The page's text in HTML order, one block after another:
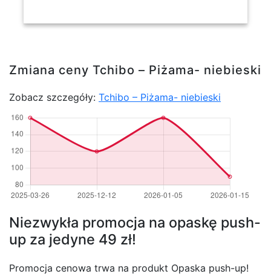
Zmiana ceny Tchibo – Piżama- niebieski
Zobacz szczegóły: Tchibo – Piżama- niebieski
Niezwykła promocja na opaskę push-
up za jedyne 49 zł!
Promocja cenowa trwa na produkt Opaska push-up!